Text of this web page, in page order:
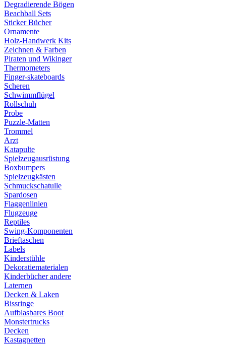
Degradierende Bögen
Beachball Sets
Sticker Bücher
Ornamente
Holz-Handwerk Kits
Zeichnen & Farben
Piraten und Wikinger
Thermometers
Finger-skateboards
Scheren
Schwimmflügel
Rollschuh
Probe
Puzzle-Matten
Trommel
Arzt
Katapulte
Spielzeugausrüstung
Boxbumpers
Spielzeugkästen
Schmuckschatulle
Spardosen
Flaggenlinien
Flugzeuge
Reptiles
Swing-Komponenten
Brieftaschen
Labels
Kinderstühle
Dekoratiematerialen
Kinderbücher andere
Laternen
Decken & Laken
Bissringe
Aufblasbares Boot
Monstertrucks
Decken
Kastagnetten